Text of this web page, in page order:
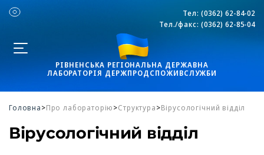
Тел: (0362) 62-84-02
Тел./факс: (0362) 62-85-04
РІВНЕНСЬКА РЕГІОНАЛЬНА ДЕРЖАВНА
ЛАБОРАТОРІЯ ДЕРЖПРОДСПОЖИВСЛУЖБИ
Головна>Про лабораторію>Структура>Вірусологічний відділ
Вірусологічний відділ